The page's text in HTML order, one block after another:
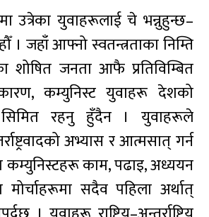
उत्रेका युवाहरूलाई चे भन्नुहुन्छ–
। जहाँ आफ्नो स्वतन्त्रताका निम्ति
शोषित जनता आफै प्रतिविम्बित
कम्युनिस्ट युवाहरू देशको
सिमित रहनु हुँदैन । युवाहरूले
अभ्यास र आत्मसात् गर्न
कम्युनिस्टहरू काम, पढाइ, अध्ययन
मोर्चाहरूमा सदैव पहिला अर्थात्